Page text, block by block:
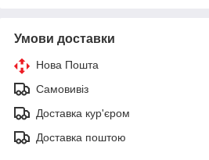
Умови доставки
Нова Пошта
Самовивіз
Доставка кур'єром
Доставка поштою